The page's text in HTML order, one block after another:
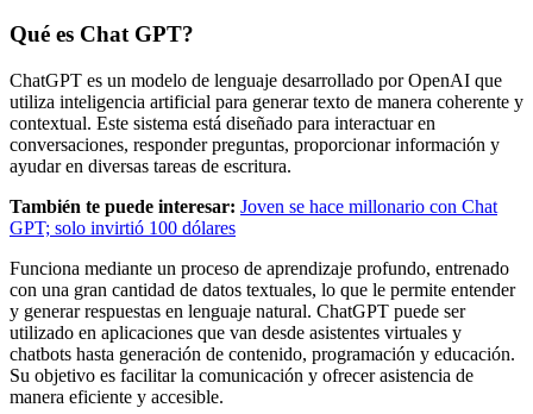
Qué es Chat GPT?
ChatGPT es un modelo de lenguaje desarrollado por OpenAI que
utiliza inteligencia artificial para generar texto de manera coherente y
contextual. Este sistema está diseñado para interactuar en
conversaciones, responder preguntas, proporcionar información y
ayudar en diversas tareas de escritura.
También te puede interesar: Joven se hace millonario con Chat
GPT; solo invirtió 100 dólares
Funciona mediante un proceso de aprendizaje profundo, entrenado
con una gran cantidad de datos textuales, lo que le permite entender
y generar respuestas en lenguaje natural. ChatGPT puede ser
utilizado en aplicaciones que van desde asistentes virtuales y
chatbots hasta generación de contenido, programación y educación.
Su objetivo es facilitar la comunicación y ofrecer asistencia de
manera eficiente y accesible.